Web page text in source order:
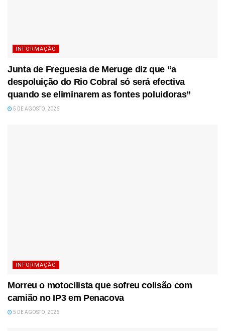
INFORMAÇÃO
Junta de Freguesia de Meruge diz que “a
despoluição do Rio Cobral só será efectiva
quando se eliminarem as fontes poluidoras”
5 DE AGOSTO, 2026
INFORMAÇÃO
Morreu o motocilista que sofreu colisão com
camião no IP3 em Penacova
5 DE AGOSTO, 2026